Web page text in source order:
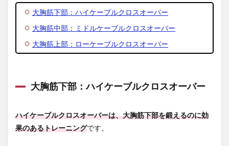
に効
いて
いる
感覚
がな
6.2
のバ
ラン
スが
大胸筋下部：ハイケーブルクロスオーバー
大胸筋中部：ミドルケーブルクロスオーバー
大胸筋上部：ローケーブルクロスオーバー
大胸筋下部：ハイケーブルクロスオーバー
ハイケーブルクロスオーバーは、大胸筋下部を鍛えるのに効
果のあるトレーニングです。